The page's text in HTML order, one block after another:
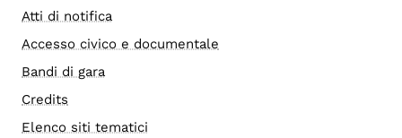
Atti di notifica
Accesso civico e documentale
Bandi di gara
Credits
Elenco siti tematici